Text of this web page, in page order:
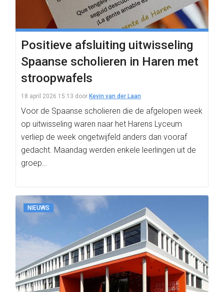
Positieve afsluiting uitwisseling
Spaanse scholieren in Haren met
stroopwafels
18 april 2026 15:13 door Kevin van der Laan
Voor de Spaanse scholieren die de afgelopen week
op uitwisseling waren naar het Harens Lyceum
verliep de week ongetwijfeld anders dan vooraf
gedacht. Maandag werden enkele leerlingen uit de
groep…
NIEUWS